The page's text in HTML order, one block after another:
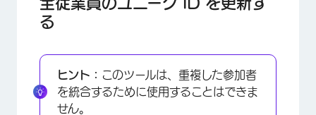
る
ヒント： このツールは、重複した参加者
を統合するために使用することはできま
せん。